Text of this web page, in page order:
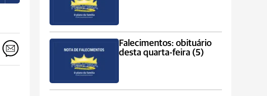
Falecimentos: obituário
desta quarta-feira (5)